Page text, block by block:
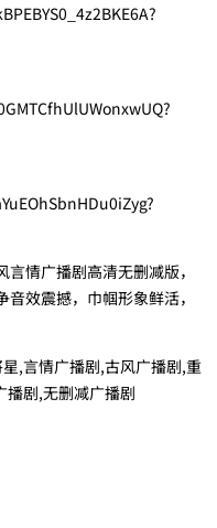
言情广播剧高清无删减版，
效震撼，巾帼形象鲜活，
,言情广播剧,古风广播剧,重
播剧,无删减广播剧